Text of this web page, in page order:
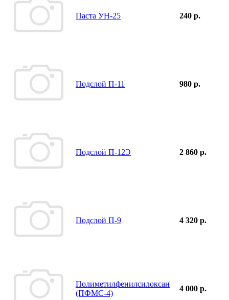
Паста УН-25 240 р.
Подслой П-11 980 р.
Подслой П-12Э 2 860 р.
Подслой П-9 4 320 р.
Полиметилфенилсилоксан
(ПФМС-4)
4 000 р.